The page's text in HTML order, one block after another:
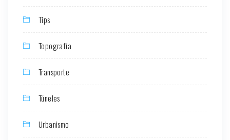
Tips
Topografía
Transporte
Túneles
Urbanismo